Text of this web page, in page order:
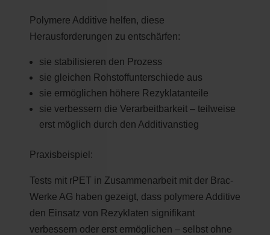
Polymere Additive helfen, diese
Herausforderungen zu entschärfen:
sie stabilisieren den Prozess
sie gleichen Rohstoffunterschiede aus
sie ermöglichen höhere Rezyklatanteile
sie verbessern die Verarbeitbarkeit – teilweise
erst möglich durch den Additivanstieg
Praxisbeispiel:
Tests mit rPET in Zusammenarbeit mit der Brac-
Werke AG haben gezeigt, dass polymere Additive
den Einsatz von Rezyklaten signifikant
verbessern oder erst ermöglichen – selbst ohne